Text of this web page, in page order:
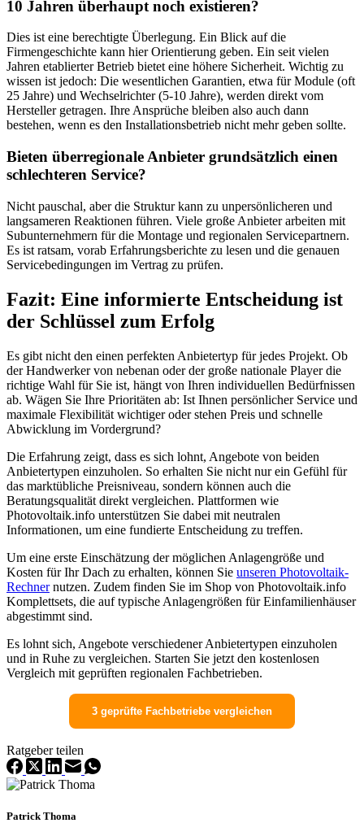
10 Jahren überhaupt noch existieren?
Dies ist eine berechtigte Überlegung. Ein Blick auf die
Firmengeschichte kann hier Orientierung geben. Ein seit vielen
Jahren etablierter Betrieb bietet eine höhere Sicherheit. Wichtig zu
wissen ist jedoch: Die wesentlichen Garantien, etwa für Module (oft
25 Jahre) und Wechselrichter (5-10 Jahre), werden direkt vom
Hersteller getragen. Ihre Ansprüche bleiben also auch dann
bestehen, wenn es den Installationsbetrieb nicht mehr geben sollte.
Bieten überregionale Anbieter grundsätzlich einen
schlechteren Service?
Nicht pauschal, aber die Struktur kann zu unpersönlicheren und
langsameren Reaktionen führen. Viele große Anbieter arbeiten mit
Subunternehmern für die Montage und regionalen Servicepartnern.
Es ist ratsam, vorab Erfahrungsberichte zu lesen und die genauen
Servicebedingungen im Vertrag zu prüfen.
Fazit: Eine informierte Entscheidung ist
der Schlüssel zum Erfolg
Es gibt nicht den einen perfekten Anbietertyp für jedes Projekt. Ob
der Handwerker von nebenan oder der große nationale Player die
richtige Wahl für Sie ist, hängt von Ihren individuellen Bedürfnissen
ab. Wägen Sie Ihre Prioritäten ab: Ist Ihnen persönlicher Service und
maximale Flexibilität wichtiger oder stehen Preis und schnelle
Abwicklung im Vordergrund?
Die Erfahrung zeigt, dass es sich lohnt, Angebote von beiden
Anbietertypen einzuholen. So erhalten Sie nicht nur ein Gefühl für
das marktübliche Preisniveau, sondern können auch die
Beratungsqualität direkt vergleichen. Plattformen wie
Photovoltaik.info unterstützen Sie dabei mit neutralen
Informationen, um eine fundierte Entscheidung zu treffen.
Um eine erste Einschätzung der möglichen Anlagengröße und
Kosten für Ihr Dach zu erhalten, können Sie unseren Photovoltaik-
Rechnernutzen. Zudem finden Sie im Shop von Photovoltaik.info
Komplettsets, die auf typische Anlagengrößen für Einfamilienhäuser
abgestimmt sind.
Es lohnt sich, Angebote verschiedener Anbietertypen einzuholen
und in Ruhe zu vergleichen. Starten Sie jetzt den kostenlosen
Vergleich mit geprüften regionalen Fachbetrieben.
3 geprüfte Fachbetriebe vergleichen
Ratgeber teilen
Patrick Thoma